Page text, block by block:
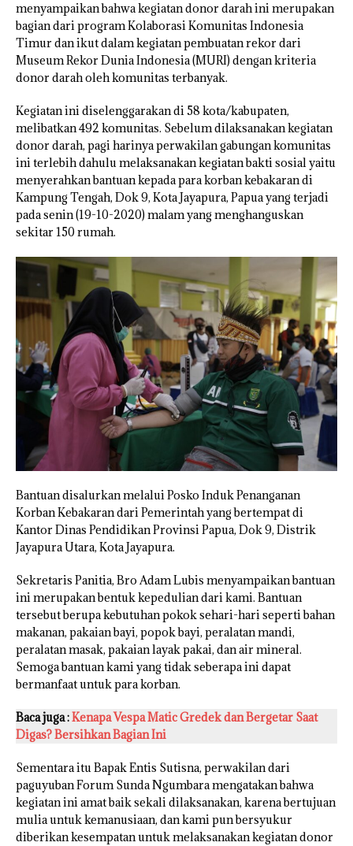
menyampaikan bahwa kegiatan donor darah ini merupakan
bagian dari program Kolaborasi Komunitas Indonesia
Timur dan ikut dalam kegiatan pembuatan rekor dari
Museum Rekor Dunia Indonesia (MURI) dengan kriteria
donor darah oleh komunitas terbanyak.
Kegiatan ini diselenggarakan di 58 kota/kabupaten,
melibatkan 492 komunitas. Sebelum dilaksanakan kegiatan
donor darah, pagi harinya perwakilan gabungan komunitas
ini terlebih dahulu melaksanakan kegiatan bakti sosial yaitu
menyerahkan bantuan kepada para korban kebakaran di
Kampung Tengah, Dok 9, Kota Jayapura, Papua yang terjadi
pada senin (19-10-2020) malam yang menghanguskan
sekitar 150 rumah.
Bantuan disalurkan melalui Posko Induk Penanganan
Korban Kebakaran dari Pemerintah yang bertempat di
Kantor Dinas Pendidikan Provinsi Papua, Dok 9, Distrik
Jayapura Utara, Kota Jayapura.
Sekretaris Panitia, Bro Adam Lubis menyampaikan bantuan
ini merupakan bentuk kepedulian dari kami. Bantuan
tersebut berupa kebutuhan pokok sehari-hari seperti bahan
makanan, pakaian bayi, popok bayi, peralatan mandi,
peralatan masak, pakaian layak pakai, dan air mineral.
Semoga bantuan kami yang tidak seberapa ini dapat
bermanfaat untuk para korban.
Baca juga :Kenapa Vespa Matic Gredek dan Bergetar Saat
Digas? Bersihkan Bagian Ini
Sementara itu Bapak Entis Sutisna, perwakilan dari
paguyuban Forum Sunda Ngumbara mengatakan bahwa
kegiatan ini amat baik sekali dilaksanakan, karena bertujuan
mulia untuk kemanusiaan, dan kami pun bersyukur
diberikan kesempatan untuk melaksanakan kegiatan donor